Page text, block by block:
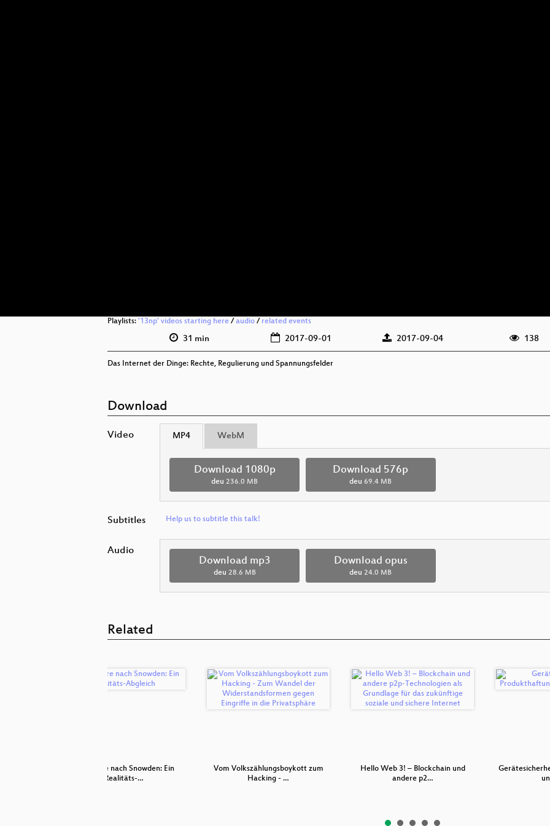
Playlists: '13np' videos starting here / audio / related events
31 min 2017-09-01 2017-09-04 138
Das Internet der Dinge: Rechte, Regulierung und Spannungsfelder
Download
Video MP4 WebM
Download 1080p
deu 236.0 MB
Download 576p
deu 69.4 MB
Subtitles Help us to subtitle this talk!
Audio
Download mp3
deu 28.6 MB
Download opus
deu 24.0 MB
Related
Vier Jahre nach Snowden: Ein
Realitäts-…
Vom Volkszählungsboykott zum
Hacking - …
Hello Web 3! – Blockchain und
andere p2…